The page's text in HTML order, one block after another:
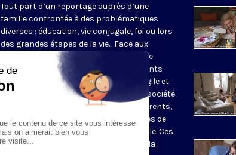
Tout part d’un reportage auprès d’une
famille confrontée à des problématiques
diverses : éducation, vie conjugale, foi ou lors
des grandes étapes de la vie... Face aux
questions très concrètes, KTO propose
repères et conseils avec des intervenants
d'expérience qui s’appuient sur l’Evangile et
l’anthropologie chrétienne. Dans une société
en pleine évolution, jeunes couples, parents,
grands-parents y trouveront des pistes de
réflexion pour soutenir leur vie de famille. Ces
programmes de 5 minutes sont mis à la